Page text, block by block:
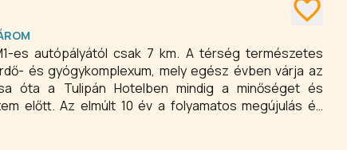
es autópályától csak 7 km. A térség természetes
és gyógykomplexum, mely egész évben várja az
óta a Tulipán Hotelben mindig a minőséget és
előtt. Az elmúlt 10 év a folyamatos megújulás és